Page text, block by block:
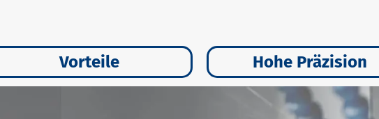
Vorteile Hohe Präzision